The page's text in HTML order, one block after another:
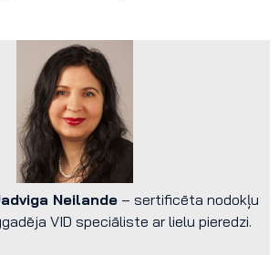
Neilande – sertificēta nodokļu
VID speciāliste ar lielu pieredzi.